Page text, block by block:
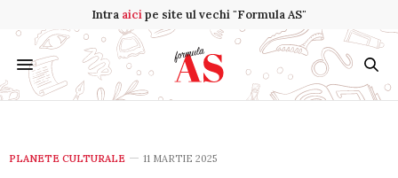
Intra aicipe site ul vechi "Formula AS"
PLANETE CULTURALE 11 MARTIE 2025